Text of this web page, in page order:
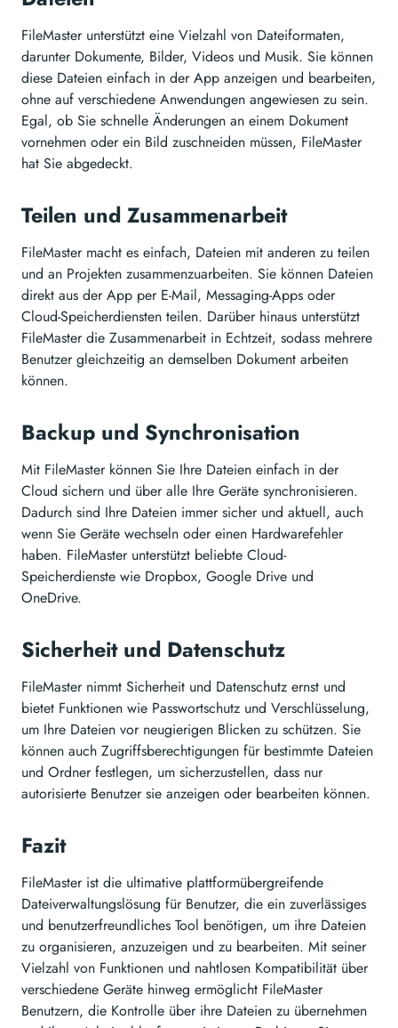
FileMaster unterstützt eine Vielzahl von Dateiformaten,
darunter Dokumente, Bilder, Videos und Musik. Sie können
diese Dateien einfach in der App anzeigen und bearbeiten,
ohne auf verschiedene Anwendungen angewiesen zu sein.
Egal, ob Sie schnelle Änderungen an einem Dokument
vornehmen oder ein Bild zuschneiden müssen, FileMaster
hat Sie abgedeckt.
Teilen und Zusammenarbeit
FileMaster macht es einfach, Dateien mit anderen zu teilen
und an Projekten zusammenzuarbeiten. Sie können Dateien
direkt aus der App per E-Mail, Messaging-Apps oder
Cloud-Speicherdiensten teilen. Darüber hinaus unterstützt
FileMaster die Zusammenarbeit in Echtzeit, sodass mehrere
Benutzer gleichzeitig an demselben Dokument arbeiten
können.
Backup und Synchronisation
Mit FileMaster können Sie Ihre Dateien einfach in der
Cloud sichern und über alle Ihre Geräte synchronisieren.
Dadurch sind Ihre Dateien immer sicher und aktuell, auch
wenn Sie Geräte wechseln oder einen Hardwarefehler
haben. FileMaster unterstützt beliebte Cloud-
Speicherdienste wie Dropbox, Google Drive und
OneDrive.
Sicherheit und Datenschutz
FileMaster nimmt Sicherheit und Datenschutz ernst und
bietet Funktionen wie Passwortschutz und Verschlüsselung,
um Ihre Dateien vor neugierigen Blicken zu schützen. Sie
können auch Zugriffsberechtigungen für bestimmte Dateien
und Ordner festlegen, um sicherzustellen, dass nur
autorisierte Benutzer sie anzeigen oder bearbeiten können.
Fazit
FileMaster ist die ultimative plattformübergreifende
Dateiverwaltungslösung für Benutzer, die ein zuverlässiges
und benutzerfreundliches Tool benötigen, um ihre Dateien
zu organisieren, anzuzeigen und zu bearbeiten. Mit seiner
Vielzahl von Funktionen und nahtlosen Kompatibilität über
verschiedene Geräte hinweg ermöglicht FileMaster
Benutzern, die Kontrolle über ihre Dateien zu übernehmen